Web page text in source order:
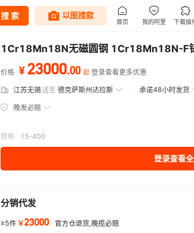
1Cr18Mn18N无磁圆钢 1Cr18Mn18N-F
价格 ¥ 23000.00 起 登录查看更多优惠
江苏无锡送至 德克萨斯州达拉斯 承诺48小时发货
晚发必赔
规格 15-400
登录查看
分销代发
≥5件 ￥23000 官方仓退货,晚揽必赔